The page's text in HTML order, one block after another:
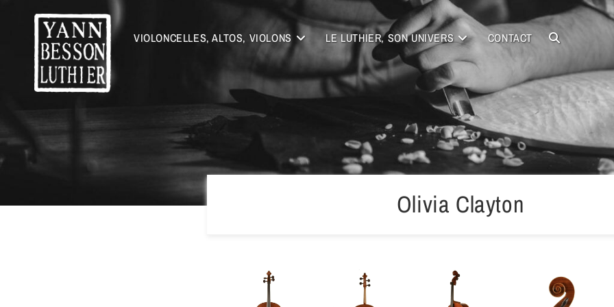
VIOLONCELLES, ALTOS, VIOLONS LE LUTHIER, SON UNIVERS CONTACT
Olivia Clayton